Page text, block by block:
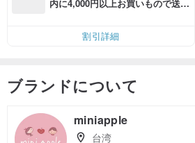
内に4,000円以上お買いもので送料
割引詳細
ブランドについて
miniapple
台湾